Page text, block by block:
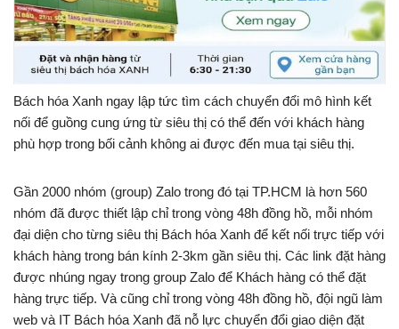
Bách hóa Xanh ngay lập tức tìm cách chuyển đổi mô hình kết
nối để guồng cung ứng từ siêu thị có thể đến với khách hàng
phù hợp trong bối cảnh không ai được đến mua tại siêu thị.
Gần 2000 nhóm (group) Zalo trong đó tại TP.HCM là hơn 560
nhóm đã được thiết lập chỉ trong vòng 48h đồng hồ, mỗi nhóm
đại diện cho từng siêu thị Bách hóa Xanh để kết nối trực tiếp với
khách hàng trong bán kính 2-3km gần siêu thị. Các link đặt hàng
được nhúng ngay trong group Zalo để Khách hàng có thể đặt
hàng trực tiếp. Và cũng chỉ trong vòng 48h đồng hồ, đội ngũ làm
web và IT Bách hóa Xanh đã nỗ lực chuyển đổi giao diện đặt